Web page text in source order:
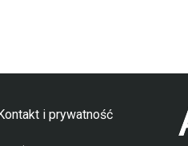
i prywatność